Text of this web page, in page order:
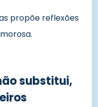
propõe reflexões
substitui,